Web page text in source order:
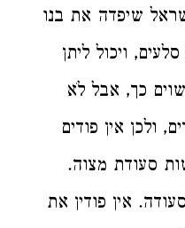
שיפדה את בנו
ויכול ליתן
כך, אבל לֹא
ולכן אין פודים
סעודת מצוה.
אין פודין את